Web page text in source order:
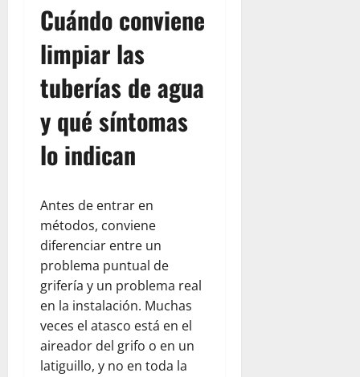
Cuándo conviene
limpiar las
tuberías de agua
y qué síntomas
lo indican
Antes de entrar en
métodos, conviene
diferenciar entre un
problema puntual de
grifería y un problema real
en la instalación. Muchas
veces el atasco está en el
aireador del grifo o en un
latiguillo, y no en toda la